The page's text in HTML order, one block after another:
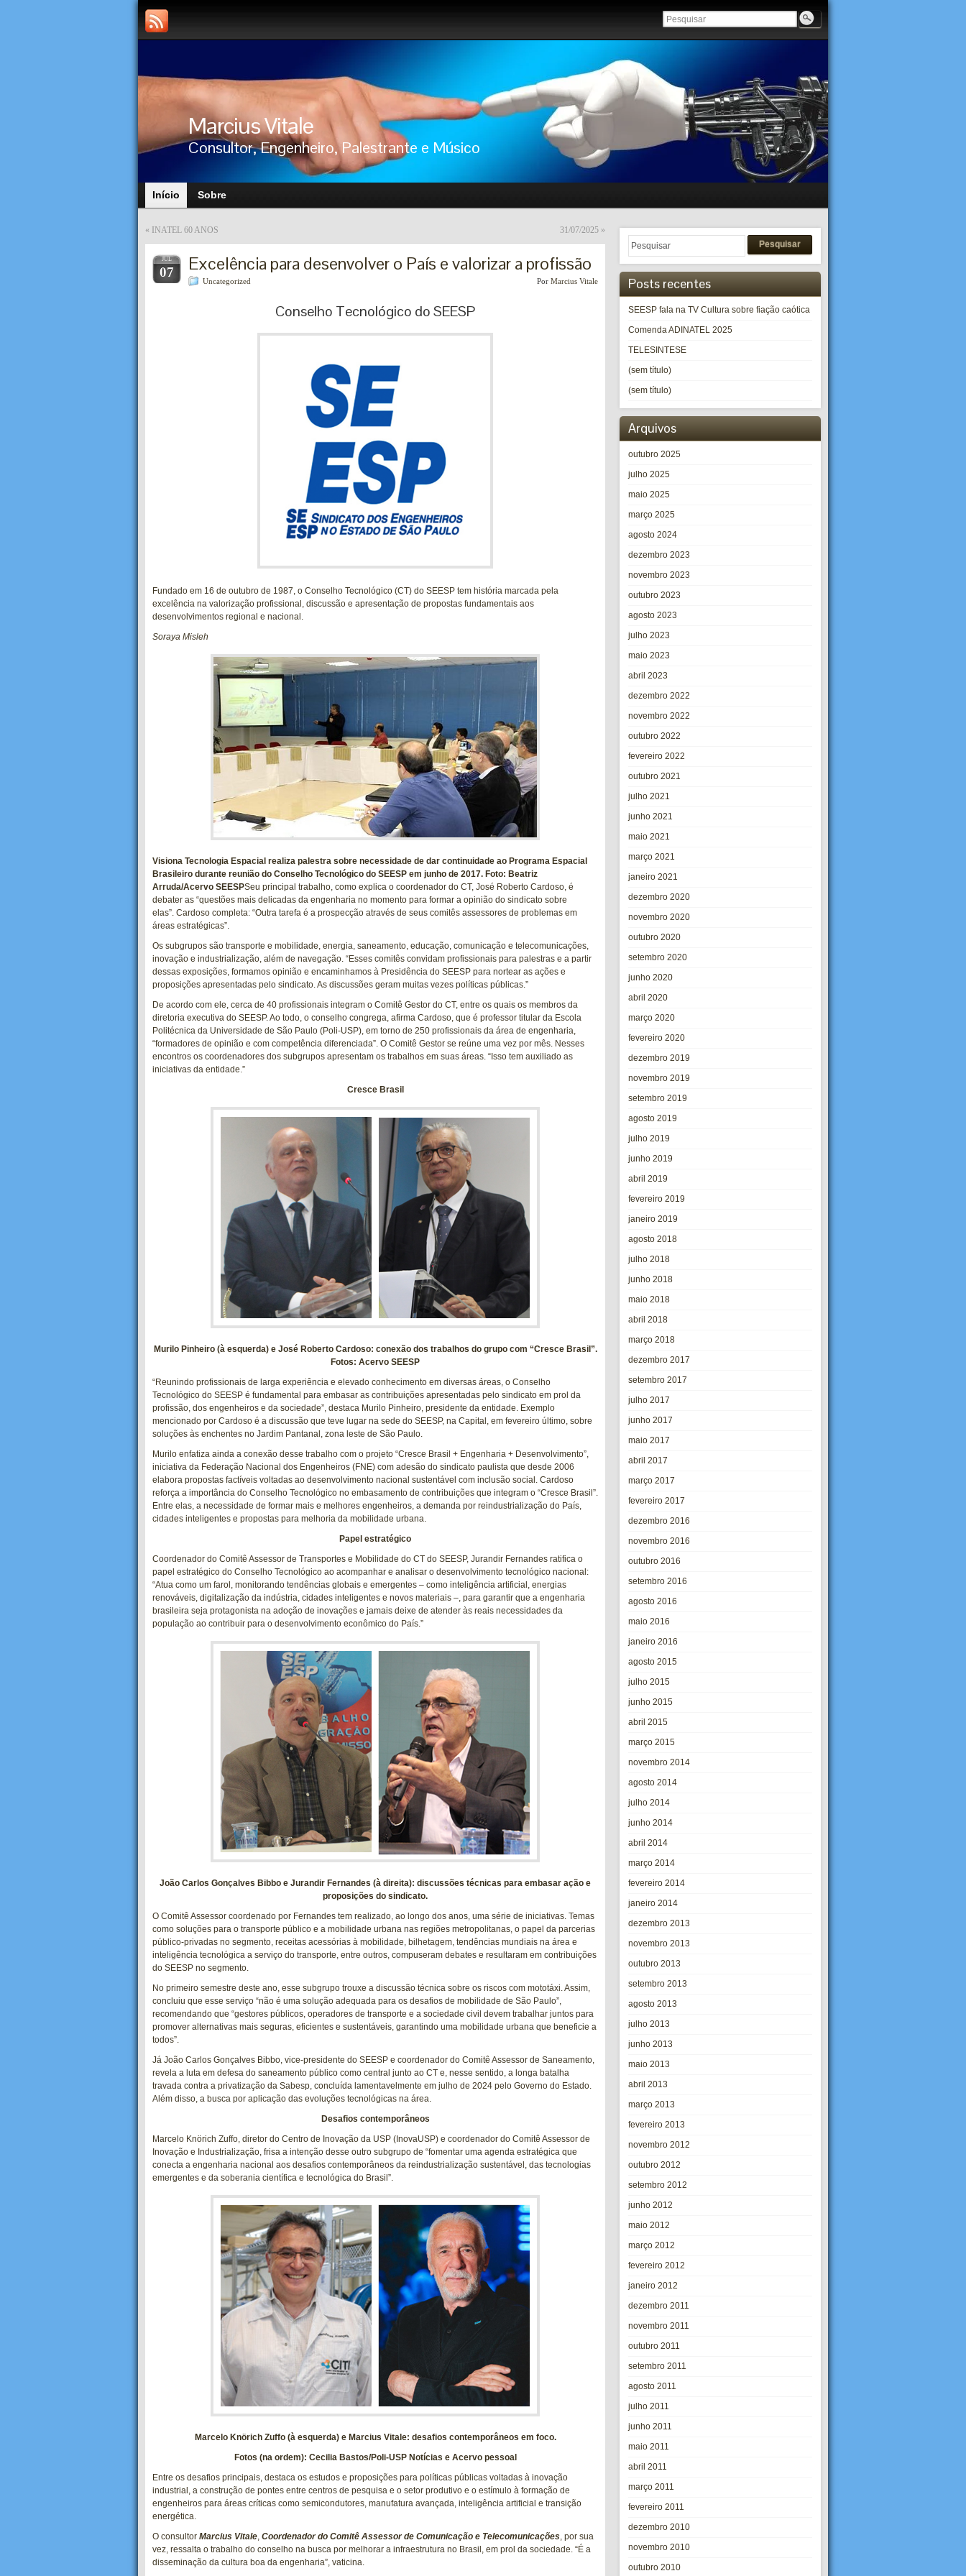
Marcius Vitale
Consultor, Engenheiro, Palestrante e Músico
Início Sobre
« INATEL 60 ANOS 31/07/2025 »
JUL
07 Excelência para desenvolver o País e valorizar a profissão
Uncategorized Por Marcius Vitale
Conselho Tecnológico do SEESP
Fundado em 16 de outubro de 1987, o Conselho Tecnológico (CT) do SEESP tem história marcada pela
excelência na valorização profissional, discussão e apresentação de propostas fundamentais aos
desenvolvimentos regional e nacional.
Soraya Misleh
Visiona Tecnologia Espacial realiza palestra sobre necessidade de dar continuidade ao Programa Espacial
Brasileiro durante reunião do Conselho Tecnológico do SEESP em junho de 2017. Foto: Beatriz
Arruda/Acervo SEESPSeu principal trabalho, como explica o coordenador do CT, José Roberto Cardoso, é
debater as “questões mais delicadas da engenharia no momento para formar a opinião do sindicato sobre
elas”. Cardoso completa: “Outra tarefa é a prospecção através de seus comitês assessores de problemas em
áreas estratégicas”.
Os subgrupos são transporte e mobilidade, energia, saneamento, educação, comunicação e telecomunicações,
inovação e industrialização, além de navegação. “Esses comitês convidam profissionais para palestras e a partir
dessas exposições, formamos opinião e encaminhamos à Presidência do SEESP para nortear as ações e
proposições apresentadas pelo sindicato. As discussões geram muitas vezes políticas públicas.”
De acordo com ele, cerca de 40 profissionais integram o Comitê Gestor do CT, entre os quais os membros da
diretoria executiva do SEESP. Ao todo, o conselho congrega, afirma Cardoso, que é professor titular da Escola
Politécnica da Universidade de São Paulo (Poli-USP), em torno de 250 profissionais da área de engenharia,
“formadores de opinião e com competência diferenciada”. O Comitê Gestor se reúne uma vez por mês. Nesses
encontros os coordenadores dos subgrupos apresentam os trabalhos em suas áreas. “Isso tem auxiliado as
iniciativas da entidade.”
Cresce Brasil
Murilo Pinheiro (à esquerda) e José Roberto Cardoso: conexão dos trabalhos do grupo com “Cresce Brasil”.
Fotos: Acervo SEESP
“Reunindo profissionais de larga experiência e elevado conhecimento em diversas áreas, o Conselho
Tecnológico do SEESP é fundamental para embasar as contribuições apresentadas pelo sindicato em prol da
profissão, dos engenheiros e da sociedade”, destaca Murilo Pinheiro, presidente da entidade. Exemplo
mencionado por Cardoso é a discussão que teve lugar na sede do SEESP, na Capital, em fevereiro último, sobre
soluções às enchentes no Jardim Pantanal, zona leste de São Paulo.
Murilo enfatiza ainda a conexão desse trabalho com o projeto “Cresce Brasil + Engenharia + Desenvolvimento”,
iniciativa da Federação Nacional dos Engenheiros (FNE) com adesão do sindicato paulista que desde 2006
elabora propostas factíveis voltadas ao desenvolvimento nacional sustentável com inclusão social. Cardoso
reforça a importância do Conselho Tecnológico no embasamento de contribuições que integram o “Cresce Brasil”.
Entre elas, a necessidade de formar mais e melhores engenheiros, a demanda por reindustrialização do País,
cidades inteligentes e propostas para melhoria da mobilidade urbana.
Papel estratégico
Coordenador do Comitê Assessor de Transportes e Mobilidade do CT do SEESP, Jurandir Fernandes ratifica o
papel estratégico do Conselho Tecnológico ao acompanhar e analisar o desenvolvimento tecnológico nacional:
“Atua como um farol, monitorando tendências globais e emergentes – como inteligência artificial, energias
renováveis, digitalização da indústria, cidades inteligentes e novos materiais –, para garantir que a engenharia
brasileira seja protagonista na adoção de inovações e jamais deixe de atender às reais necessidades da
população ao contribuir para o desenvolvimento econômico do País.”
João Carlos Gonçalves Bibbo e Jurandir Fernandes (à direita): discussões técnicas para embasar ação e
proposições do sindicato.
O Comitê Assessor coordenado por Fernandes tem realizado, ao longo dos anos, uma série de iniciativas. Temas
como soluções para o transporte público e a mobilidade urbana nas regiões metropolitanas, o papel da parcerias
público-privadas no segmento, receitas acessórias à mobilidade, bilhetagem, tendências mundiais na área e
inteligência tecnológica a serviço do transporte, entre outros, compuseram debates e resultaram em contribuições
do SEESP no segmento.
No primeiro semestre deste ano, esse subgrupo trouxe a discussão técnica sobre os riscos com mototáxi. Assim,
concluiu que esse serviço “não é uma solução adequada para os desafios de mobilidade de São Paulo”,
recomendando que “gestores públicos, operadores de transporte e a sociedade civil devem trabalhar juntos para
promover alternativas mais seguras, eficientes e sustentáveis, garantindo uma mobilidade urbana que beneficie a
todos”.
Já João Carlos Gonçalves Bibbo, vice-presidente do SEESP e coordenador do Comitê Assessor de Saneamento,
revela a luta em defesa do saneamento público como central junto ao CT e, nesse sentido, a longa batalha
travada contra a privatização da Sabesp, concluída lamentavelmente em julho de 2024 pelo Governo do Estado.
Além disso, a busca por aplicação das evoluções tecnológicas na área.
Desafios contemporâneos
Marcelo Knörich Zuffo, diretor do Centro de Inovação da USP (InovaUSP) e coordenador do Comitê Assessor de
Inovação e Industrialização, frisa a intenção desse outro subgrupo de “fomentar uma agenda estratégica que
conecta a engenharia nacional aos desafios contemporâneos da reindustrialização sustentável, das tecnologias
emergentes e da soberania científica e tecnológica do Brasil”.
Marcelo Knörich Zuffo (à esquerda) e Marcius Vitale: desafios contemporâneos em foco.
Fotos (na ordem): Cecilia Bastos/Poli-USP Notícias e Acervo pessoal
Entre os desafios principais, destaca os estudos e proposições para políticas públicas voltadas à inovação
industrial, a construção de pontes entre centros de pesquisa e o setor produtivo e o estímulo à formação de
engenheiros para áreas críticas como semicondutores, manufatura avançada, inteligência artificial e transição
energética.
O consultor Marcius Vitale, Coordenador do Comitê Assessor de Comunicação e Telecomunicações, por sua
vez, ressalta o trabalho do conselho na busca por melhorar a infraestrutura no Brasil, em prol da sociedade. “É a
disseminação da cultura boa da engenharia”, vaticina.
Pesquisar
Posts recentes
SEESP fala na TV Cultura sobre fiação caótica
Comenda ADINATEL 2025
TELESINTESE
(sem título)
(sem título)
Arquivos
outubro 2025
julho 2025
maio 2025
março 2025
agosto 2024
dezembro 2023
novembro 2023
outubro 2023
agosto 2023
julho 2023
maio 2023
abril 2023
dezembro 2022
novembro 2022
outubro 2022
fevereiro 2022
outubro 2021
julho 2021
junho 2021
maio 2021
março 2021
janeiro 2021
dezembro 2020
novembro 2020
outubro 2020
setembro 2020
junho 2020
abril 2020
março 2020
fevereiro 2020
dezembro 2019
novembro 2019
setembro 2019
agosto 2019
julho 2019
junho 2019
abril 2019
fevereiro 2019
janeiro 2019
agosto 2018
julho 2018
junho 2018
maio 2018
abril 2018
março 2018
dezembro 2017
setembro 2017
julho 2017
junho 2017
maio 2017
abril 2017
março 2017
fevereiro 2017
dezembro 2016
novembro 2016
outubro 2016
setembro 2016
agosto 2016
maio 2016
janeiro 2016
agosto 2015
julho 2015
junho 2015
abril 2015
março 2015
novembro 2014
agosto 2014
julho 2014
junho 2014
abril 2014
março 2014
fevereiro 2014
janeiro 2014
dezembro 2013
novembro 2013
outubro 2013
setembro 2013
agosto 2013
julho 2013
junho 2013
maio 2013
abril 2013
março 2013
fevereiro 2013
novembro 2012
outubro 2012
setembro 2012
junho 2012
maio 2012
março 2012
fevereiro 2012
janeiro 2012
dezembro 2011
novembro 2011
outubro 2011
setembro 2011
agosto 2011
julho 2011
junho 2011
maio 2011
abril 2011
março 2011
fevereiro 2011
dezembro 2010
novembro 2010
outubro 2010